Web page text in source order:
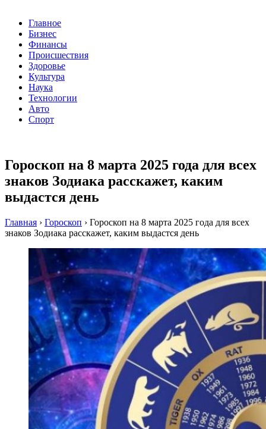
Главное
Бизнес
Финансы
Происшествия
Здоровье
Культура
Наука
Технологии
Авто
Спорт
Гороскоп на 8 марта 2025 года для всех
знаков Зодиака расскажет, каким
выдастся день
Главная › Гороскоп › Гороскоп на 8 марта 2025 года для всех
знаков Зодиака расскажет, каким выдастся день